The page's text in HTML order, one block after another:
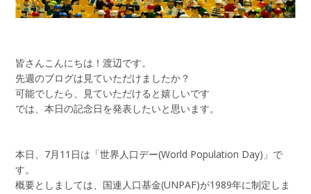
皆さんこんにちは！渡辺です。
先週のブログは見ていただけましたか？
可能でしたら、見ていただけると嬉しいです
では、本日の記念日を発表したいと思います。
本日、7月11日は「世界人口デー(World Population Day)」で
す。
概要としましては、国連人口基金(UNPAF)が1989年に制定しま